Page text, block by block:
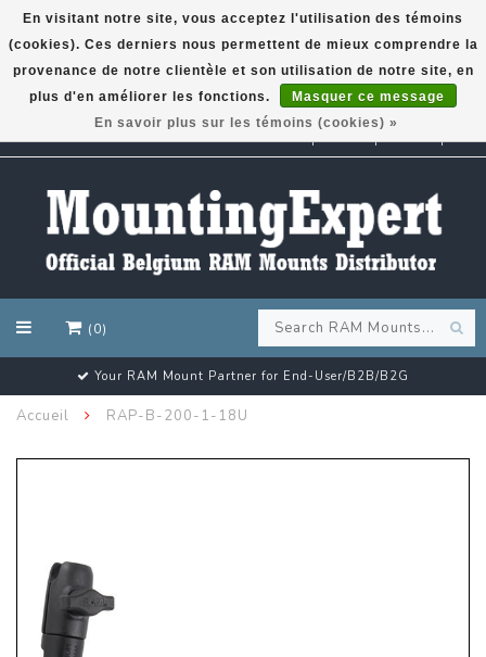
GARMIN GPS met een superkorting tot 50%? Klik hier!
(0)
Your RAM Mount Partner for End-User/B2B/B2G
Accueil RAP-B-200-1-18U
En visitant notre site, vous acceptez l'utilisation des témoins
(cookies). Ces derniers nous permettent de mieux comprendre la
provenance de notre clientèle et son utilisation de notre site, en
plus d'en améliorer les fonctions.
Masquer ce message
En savoir plus sur les témoins (cookies) »